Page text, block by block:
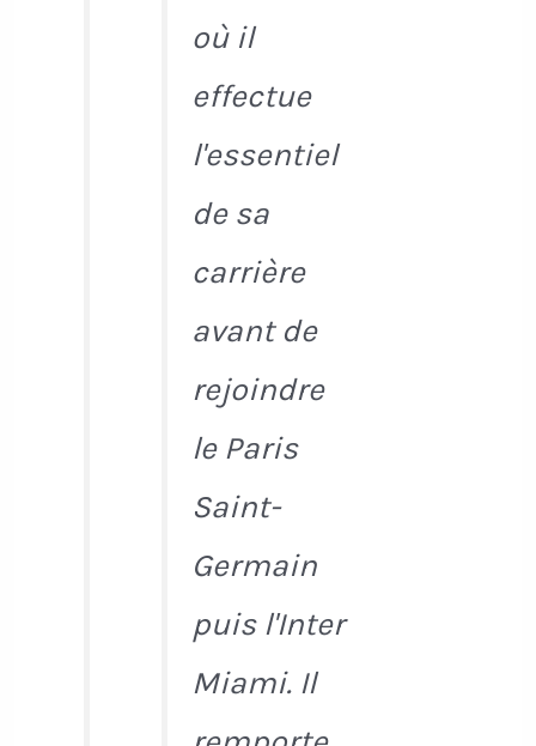
où il
effectue
l'essentiel
de sa
carrière
avant de
rejoindre
le Paris
Saint-
Germain
puis l'Inter
Miami. Il